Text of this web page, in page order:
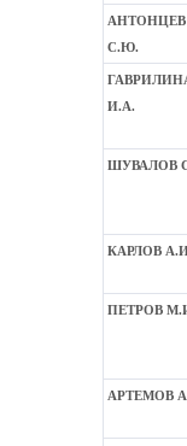
АНТОНЦЕВ
С.Ю.
И.А.
ШУВАЛОВ
КАРЛОВ
ПЕТРОВ
АРТЕМОВ